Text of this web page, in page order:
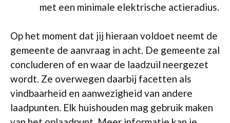
met een minimale elektrische actieradius.
Op het moment dat jij hieraan voldoet neemt de
gemeente de aanvraag in acht. De gemeente zal
concluderen of en waar de laadzuil neergezet
wordt. Ze overwegen daarbij facetten als
vindbaarheid en aanwezigheid van andere
laadpunten. Elk huishouden mag gebruik maken